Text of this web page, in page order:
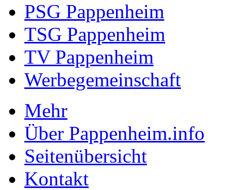
PSG Pappenheim
TSG Pappenheim
TV Pappenheim
Werbegemeinschaft
Mehr
Über Pappenheim.info
Seitenübersicht
Kontakt